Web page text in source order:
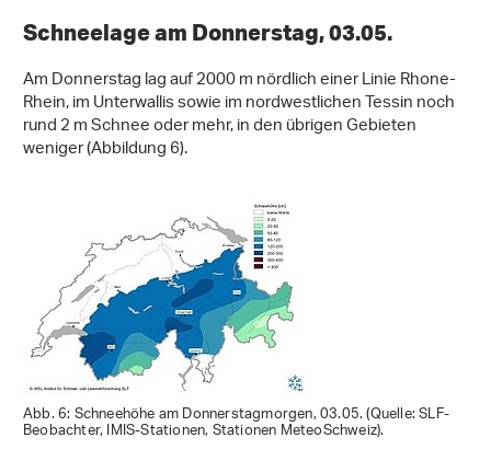
Schneelage am Donnerstag, 03.05.
Am Donnerstag lag auf 2000 m nördlich einer Linie Rhone-
Rhein, im Unterwallis sowie im nordwestlichen Tessin noch
rund 2 m Schnee oder mehr, in den übrigen Gebieten
weniger (Abbildung 6).
Abb. 6: Schneehöhe am Donnerstagmorgen, 03.05. (Quelle: SLF-
Beobachter, IMIS-Stationen, Stationen MeteoSchweiz).